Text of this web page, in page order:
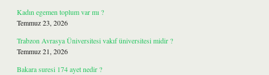
Kadın egemen toplum var mı ?
Temmuz 23, 2026
Trabzon Avrasya Üniversitesi vakıf üniversitesi midir ?
Temmuz 21, 2026
Bakara suresi 174 ayet nedir ?